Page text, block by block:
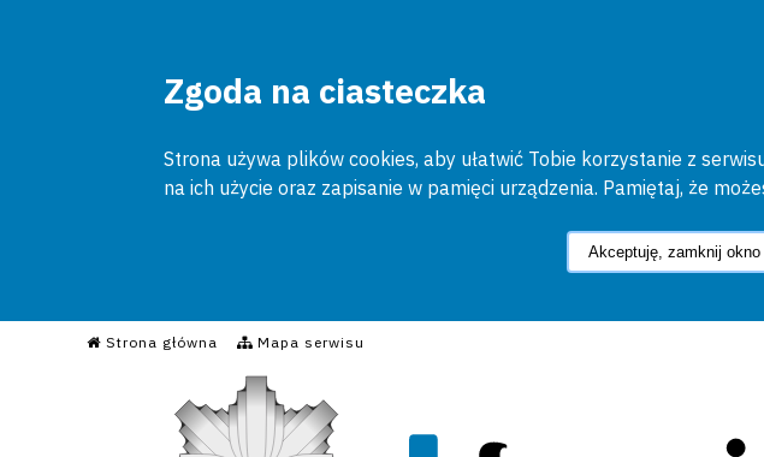
Zgoda na ciasteczka
Strona używa plików cookies, aby ułatwić Tobie korzystanie z
na ich użycie oraz zapisanie w pamięci urządzenia. Pamiętaj, że
Akceptuję, zamknij okno
Strona główna Mapa serwisu
Informacyjny Serwis Policyjny